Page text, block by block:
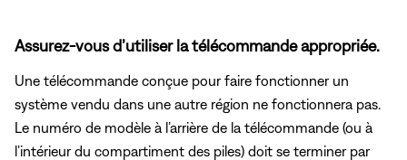
Assurez-vous d’utiliser la télécommande appropriée.
Une télécommande conçue pour faire fonctionner un
système vendu dans une autre région ne fonctionnera pas.
Le numéro de modèle à l’arrière de la télécommande (ou à
l’intérieur du compartiment des piles) doit se terminer par